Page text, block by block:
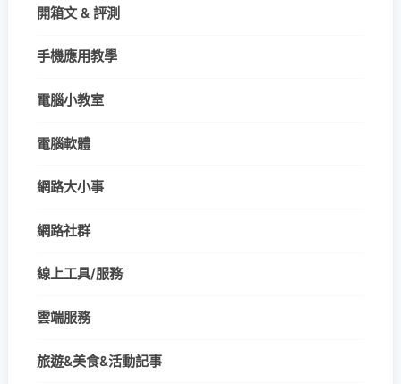
開箱文 & 評測
手機應用教學
電腦小教室
電腦軟體
網路大小事
網路社群
線上工具/服務
雲端服務
旅遊&美食&活動記事